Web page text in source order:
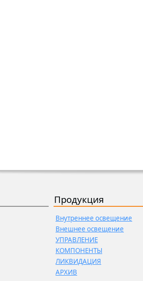
Продукция
Внутреннее освещение
Внешнее освещение
УПРАВЛЕНИЕ
КОМПОНЕНТЫ
ЛИКВИДАЦИЯ
АРХИВ